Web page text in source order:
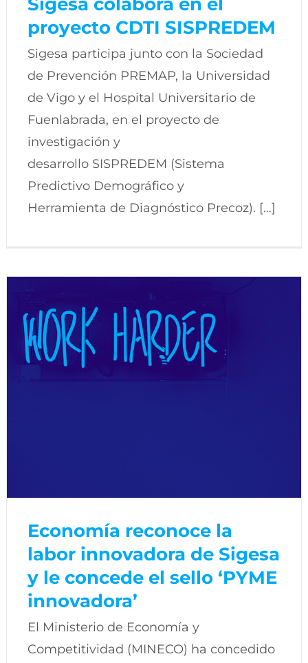
proyecto CDTI SISPREDEM
Sigesa participa junto con la Sociedad
de Prevención PREMAP, la Universidad
de Vigo y el Hospital Universitario de
Fuenlabrada, en el proyecto de
investigación y
desarrollo SISPREDEM (Sistema
Predictivo Demográfico y
Herramienta de Diagnóstico Precoz). [...]
Economía reconoce la
labor innovadora de Sigesa
y le concede el sello ‘PYME
innovadora’
El Ministerio de Economía y
Competitividad (MINECO) ha concedido